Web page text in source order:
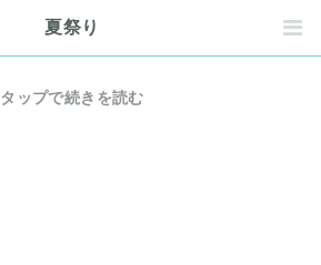
夏祭り
タップで続きを読む